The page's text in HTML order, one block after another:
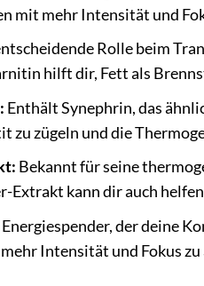
mit mehr Intensität und
Rolle beim
hilft dir, Fett als
Enthält Synephrin, das
zu zügeln und die
Bekannt für seine
Extrakt kann dir auch
der deine
Intensität und Fokus zu